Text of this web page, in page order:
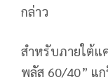
กล่าว
สำหรับภายใต้แ
พลัส 60/40” แ